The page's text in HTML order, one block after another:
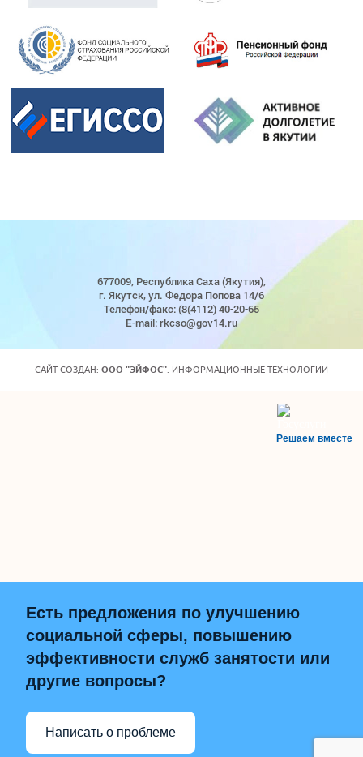
677009, Республика Саха (Якутия),
г. Якутск, ул. Федора Попова 14/6
Телефон/факс: (8(4112) 40-20-65
E-mail: rkcso@gov14.ru
САЙТ СОЗДАН: ООО "ЭЙФОС" . ИНФОРМАЦИОННЫЕ ТЕХНОЛОГИИ
Решаем вместе
Есть предложения по улучшению
социальной сферы, повышению
эффективности служб занятости или
другие вопросы?
Написать о проблеме